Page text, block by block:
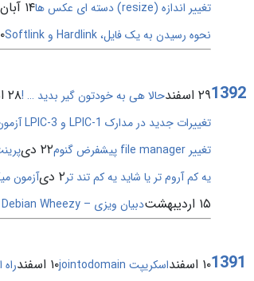
تغییر اندازه (resize) دسته ای عکس ها ۱۴ آبان
نحوه رسیدن به یک فایل، Hardlink و Softlink ۱۰
1392۲۹ اسفند حالا هی به خودتون گیر بدید … !۲۸ اسفند
تغییرات جدید در مدارک LPIC-1 و LPIC-3 آزمون 304
تغییر file manager پیشفرض گنوم ۲۲ دی
یه کم آروم تر یا شاید یه کم تند تر۲ دی آزمون
۱۵ اردیبهشت دبیان ویزی – Debian Wheezy – منتشر شد
1391۱۰ اسفند اسکریپت jointodomain ۱۰ اسفند